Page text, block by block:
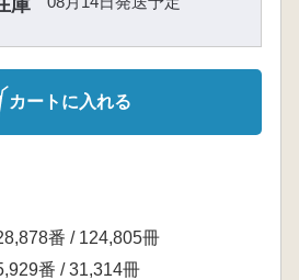
庫
カートに入れる
番 / 124,805冊
番 / 31,314冊